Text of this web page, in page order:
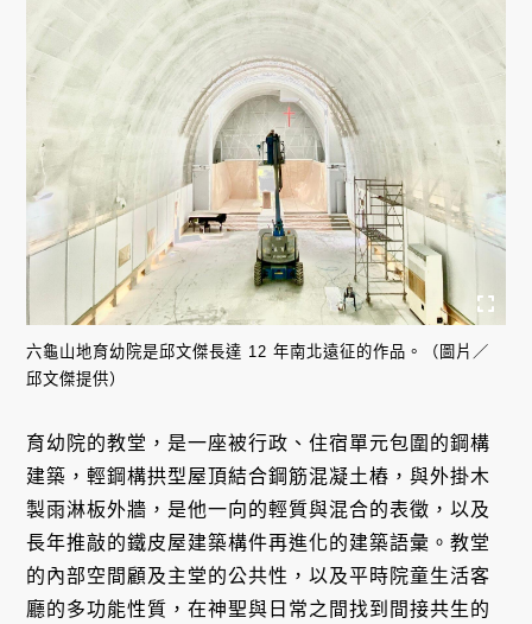
六龜山地育幼院是邱文傑長達 12 年南北遠征的作品。（圖片／
邱文傑提供）
育幼院的教堂，是一座被行政、住宿單元包圍的鋼構
建築，輕鋼構拱型屋頂結合鋼筋混凝土樁，與外掛木
製雨淋板外牆，是他一向的輕質與混合的表徵，以及
長年推敲的鐵皮屋建築構件再進化的建築語彙。教堂
的內部空間顧及主堂的公共性，以及平時院童生活客
廳的多功能性質，在神聖與日常之間找到間接共生的